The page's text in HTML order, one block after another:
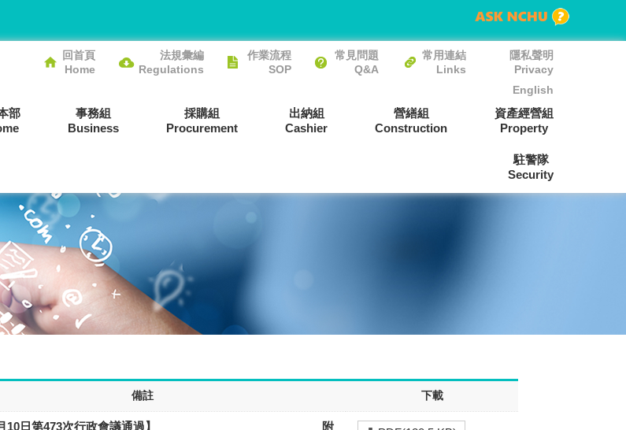
回首頁
Home
法規彙編
Regulations
作業流程
SOP
常見問題
Q&A
常用連結
Links
隱私聲明
Privacy
English
部
事務組
Business
採購組
Procurement
出納組
Cashier
營繕組
Construction
資產經營組
Property
駐警隊
Security
備註 下載
年9月10日第473次行政會議通過】 附